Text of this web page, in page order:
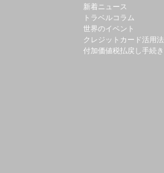
新着ニュース
トラベルコラム
世界のイベント
クレジットカード活用法
付加価値税払戻し手続き